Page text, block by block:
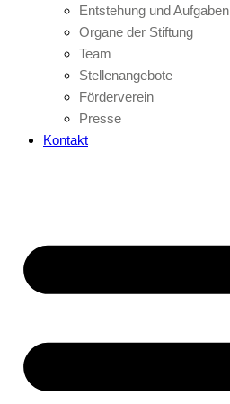
Entstehung und Aufgaben
Organe der Stiftung
Team
Stellenangebote
Förderverein
Presse
Kontakt